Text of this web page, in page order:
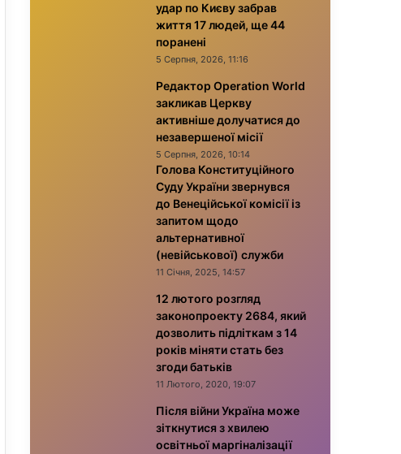
удар по Києву забрав
життя 17 людей, ще 44
поранені
5 Серпня, 2026, 11:16
Редактор Operation World
закликав Церкву
активніше долучатися до
незавершеної місії
5 Серпня, 2026, 10:14
Голова Конституційного
Суду України звернувся
до Венеційської комісії із
запитом щодо
альтернативної
(невійськової) служби
11 Січня, 2025, 14:57
12 лютого розгляд
законопроекту 2684, який
дозволить підліткам з 14
років міняти стать без
згоди батьків
11 Лютого, 2020, 19:07
Після війни Україна може
зіткнутися з хвилею
освітньої маргіналізації